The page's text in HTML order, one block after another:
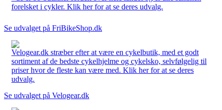
forelsket i cykler. Klik her for at se deres udvalg.
Se udvalget på FriBikeShop.dk
Velogear.dk stræber efter at være en cykelbutik, med et godt
sortiment af de bedste cykelhjelme og cykelsko, selvfølgelig til
priser hvor de fleste kan være med. Klik her for at se deres
udvalg.
Se udvalget på Velogear.dk